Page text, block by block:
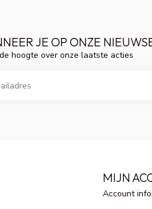
JE OP ONZE
hoogte over onze laatste acties
MIJN
Account